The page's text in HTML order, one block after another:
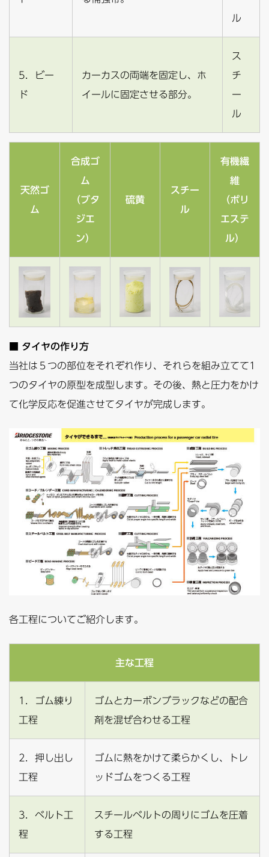
ル
5．ビー
ド
カーカスの両端を固定し、ホ
イールに固定させる部分。
ス
チ
ー
ル
天然ゴ
ム
合成ゴ
ム
（ブタ
ジエ
ン）
硫黄
スチー
ル
有機繊
維
（ポリ
エステ
ル）
■ タイヤの作り方
当社は５つの部位をそれぞれ作り、それらを組み立てて1
つのタイヤの原型を成型します。その後、熱と圧力をかけ
て化学反応を促進させてタイヤが完成します。
各工程についてご紹介します。
主な工程
1．ゴム練り
工程
ゴムとカーボンブラックなどの配合
剤を混ぜ合わせる工程
2．押し出し
工程
ゴムに熱をかけて柔らかくし、トレ
ッドゴムをつくる工程
3．ベルト工
程
スチールベルトの周りにゴムを圧着
する工程